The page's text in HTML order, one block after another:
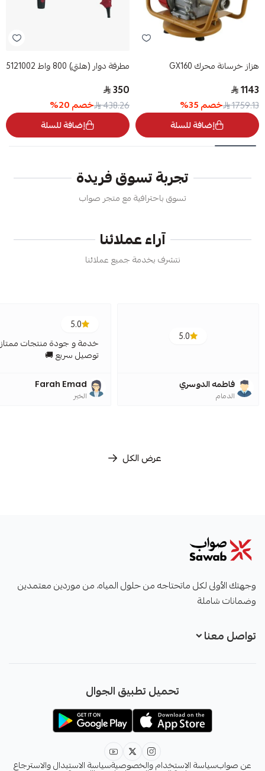
هزاز خرسانة محرك GX160
1143
1759.13 خصم35
%
إضافة للسلة
مطرقة دوار (هلتي) 800 واط 5121002
350
438.26 خصم20
%
إضافة للسلة
تجربة تسوق فريدة
تسوق باحترافية مع متجر صواب
آراء عملائنا
نتشرف بخدمة جميع عملائنا
5.0
فاطمه الدوسري
الدمام
5.0
خدمة و جودة منتجات
توصيل سريع 🚚
Farah Emad
الخبر
عرض الكل
وجهتك الأولى لكل ماتحتاجه من حلول المياه، من موردين معتمدين
وضمانات شاملة
تواصل معنا
info@sawab.app
تحميل تطبيق الجوال
عن صوابسياسة الاستخدام والخصوصيةسياسة الاستبدال والاسترجاع